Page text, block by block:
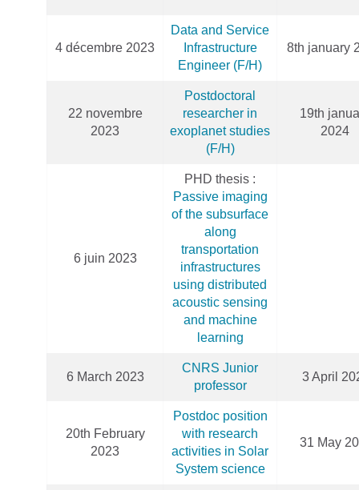
4 décembre 2023
Data and Service
Infrastructure
Engineer (F/H)
8th january
22 novembre
2023
Postdoctoral
researcher in
exoplanet studies
(F/H)
19th
2024
6 juin 2023
PHD thesis :
Passive imaging
of the subsurface
along
transportation
infrastructures
using distributed
acoustic sensing
and machine
learning
6 March 2023
CNRS Junior
professor
3 April
20th February
2023
Postdoc position
with research
activities in Solar
System science
31 May